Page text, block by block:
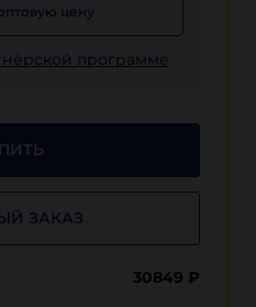
цену
программе
ЗАКАЗ
30849 ₽